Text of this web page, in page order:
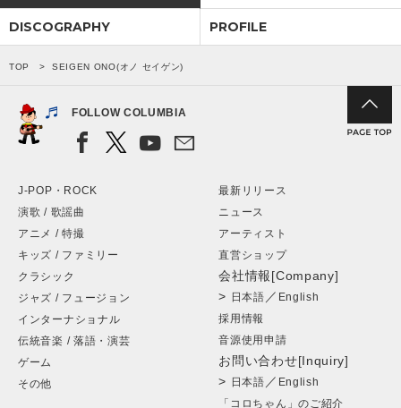
DISCOGRAPHY PROFILE
TOP SEIGEN ONO(オノ セイゲン)
FOLLOW COLUMBIA
J-POP・ROCK
演歌 / 歌謡曲
アニメ / 特撮
キッズ / ファミリー
クラシック
ジャズ / フュージョン
インターナショナル
伝統音楽 / 落語・演芸
ゲーム
その他
最新リリース
ニュース
アーティスト
直営ショップ
会社情報[Company]
> 日本語 ／ English
採用情報
音源使用申請
お問い合わせ[Inquiry]
> 日本語 ／ English
「コロちゃん」のご紹介